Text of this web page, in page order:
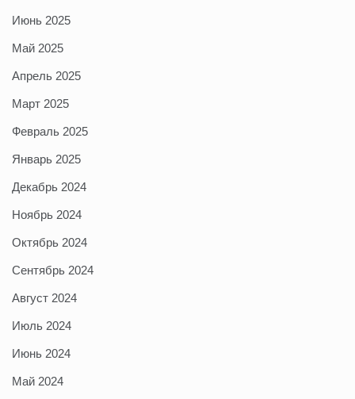
Июнь 2025
Май 2025
Апрель 2025
Март 2025
Февраль 2025
Январь 2025
Декабрь 2024
Ноябрь 2024
Октябрь 2024
Сентябрь 2024
Август 2024
Июль 2024
Июнь 2024
Май 2024